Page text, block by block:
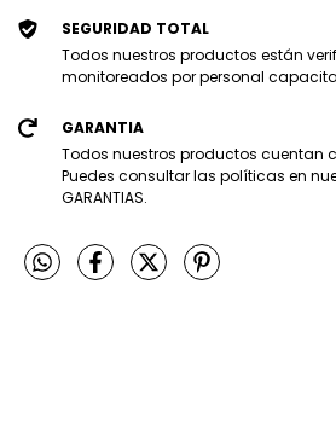
SEGURIDAD TOTAL
Todos nuestros productos están
monitoreados por personal
GARANTIA
Todos nuestros productos cuentan
Puedes consultar las políticas en
GARANTIAS.